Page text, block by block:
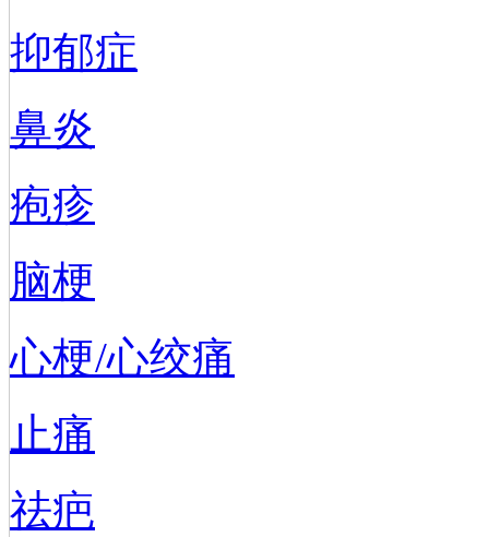
抑郁症
鼻炎
疱疹
脑梗
心梗/心绞痛
止痛
祛疤